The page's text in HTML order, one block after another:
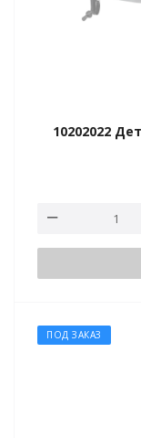
10202022
ПОД ЗАКАЗ